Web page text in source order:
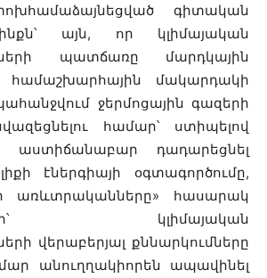
գիտական
այն, որ կլիմայական
պատճառը մարդկային
մակարդակի
ջերմոցային գազերի
համար՝ ստիպելով
աստիճանաբար դադարեցնել
էներգիայի օգտագործումը,
առևտրականները» հասարակ
կլիմայական
վերաբերյալ քննարկումները
անուղղակիորեն ապավինել